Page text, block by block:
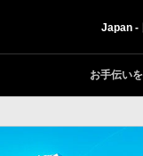
Japan -
お手伝い